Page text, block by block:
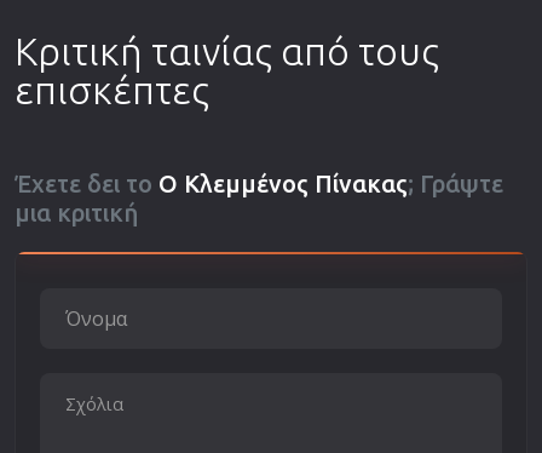
Κριτική ταινίας από τους
επισκέπτες
Έχετε δει το Ο Κλεμμένος Πίνακας; Γράψτε
μια κριτική